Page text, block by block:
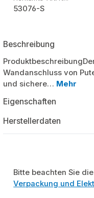
53076-S
Beschreibung
Wandanschluss von
und sichere… Mehr
Eigenschaften
Herstellerdaten
Bitte beachten Sie die
Verpackung und